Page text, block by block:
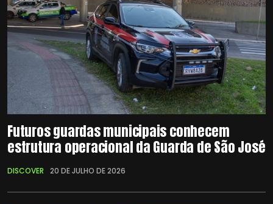
Futuros guardas municipais conhecem
estrutura operacional da Guarda de São José
DISCOVER 20 DE JULHO DE 2026